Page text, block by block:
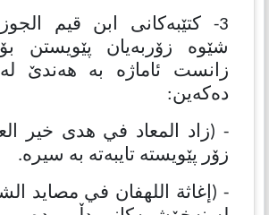
3- كتێبەكانی ابن قیم
شێوە زۆربەیان پێویستن
زانست ئاماژە بە هەندێ لە
دەكەین:
- (زاد المعاد في هدى خير
زۆر پێویستە تایبەتە بە سیرە.
- (إغاثة اللهفان في مصايد